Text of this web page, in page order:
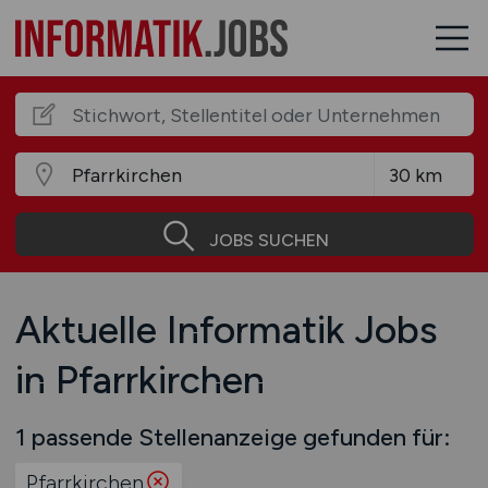
JOBS SUCHEN
Aktuelle Informatik Jobs
in Pfarrkirchen
1 passende Stellenanzeige gefunden für:
Pfarrkirchen